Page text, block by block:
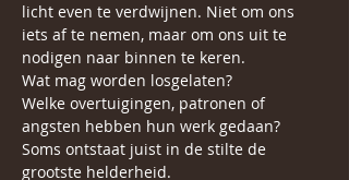
licht even te verdwijnen. Niet om ons
iets af te nemen, maar om ons uit te
nodigen naar binnen te keren.
Wat mag worden losgelaten?
Welke overtuigingen, patronen of
angsten hebben hun werk gedaan?
Soms ontstaat juist in de stilte de
grootste helderheid.